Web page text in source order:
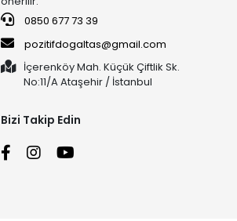
0850 677 73 39
pozitifdogaltas@gmail.com
İçerenköy Mah. Küçük Çiftlik Sk.
No:11/A Ataşehir / İstanbul
Bizi Takip Edin